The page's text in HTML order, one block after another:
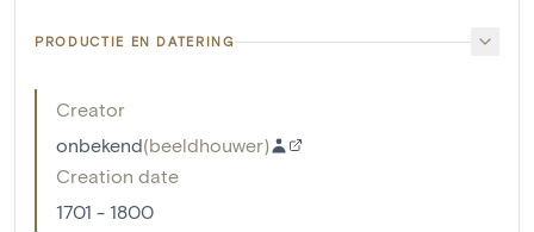
PRODUCTIE EN DATERING
Creator
onbekend(beeldhouwer)
Creation date
1701 - 1800